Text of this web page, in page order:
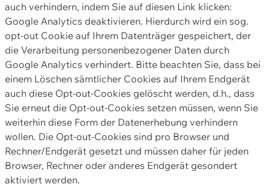
auch verhindern, indem Sie auf diesen Link klicken:
Google Analytics deaktivieren. Hierdurch wird ein sog.
opt-out Cookie auf Ihrem Datenträger gespeichert, der
die Verarbeitung personenbezogener Daten durch
Google Analytics verhindert. Bitte beachten Sie, dass bei
einem Löschen sämtlicher Cookies auf Ihrem Endgerät
auch diese Opt-out-Cookies gelöscht werden, d.h., dass
Sie erneut die Opt-out-Cookies setzen müssen, wenn Sie
weiterhin diese Form der Datenerhebung verhindern
wollen. Die Opt-out-Cookies sind pro Browser und
Rechner/Endgerät gesetzt und müssen daher für jeden
Browser, Rechner oder anderes Endgerät gesondert
aktiviert werden.